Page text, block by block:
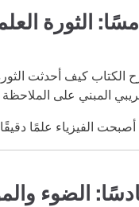
الثورة
الكتاب كيف أحدثت
المبني على الملاحظة
الفيزياء علمًا
الضوء